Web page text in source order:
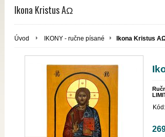
Ikona Kristus AΩ
Úvod IKONY - ručne písané Ikona Kristus
Kód: